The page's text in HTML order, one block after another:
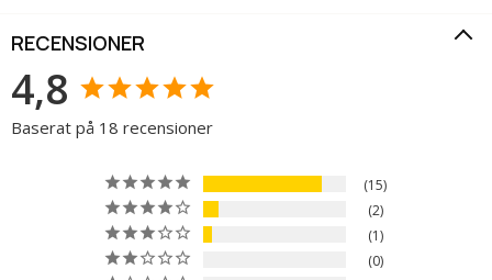
RECENSIONER
4,8
Baserat på 18 recensioner
15
2
1
0